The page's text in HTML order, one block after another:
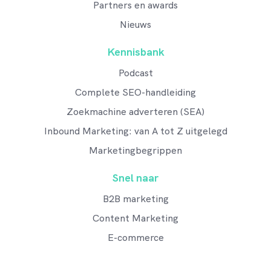
Partners en awards
Nieuws
Kennisbank
Podcast
Complete SEO-handleiding
Zoekmachine adverteren (SEA)
Inbound Marketing: van A tot Z uitgelegd
Marketingbegrippen
Snel naar
B2B marketing
Content Marketing
E-commerce